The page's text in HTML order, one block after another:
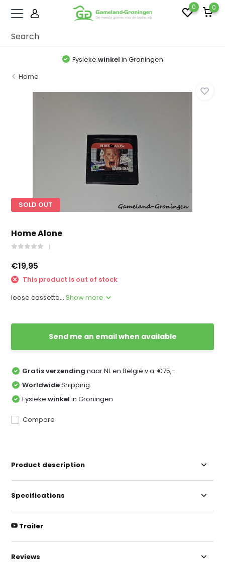
0 0
Fysieke winkel in Groningen
Home
SOLD OUT
Home Alone
€19,95
This product is out of stock
loose cassette...Show more
Send me an email when available
Gratis verzending naar NL en België v.a. €75,-
WorldwideShipping
Fysiekewinkel in Groningen
Compare
Product description
Specifications
Trailer
Reviews